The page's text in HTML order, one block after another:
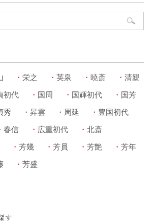
栄之 英泉 暁斎
清親
初代 国周 国輝初代
国芳
秀 昇雲 周延
豊国初代
春信 広重初代
北斎
芳幾 芳員 芳艶
芳年
芳盛
す